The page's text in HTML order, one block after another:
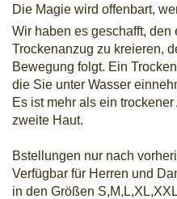
Die Magie wird offenbart,
Wir haben es geschafft,
Trockenanzug zu kreieren,
Bewegung folgt. Ein
die Sie unter Wasser
Es ist mehr als ein
zweite Haut.
Bstellungen nur nach
Verfügbar für Herren und
in den Größen